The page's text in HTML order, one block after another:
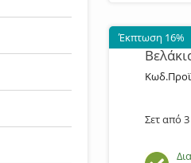
Έκπτωση 16%
Σετ από